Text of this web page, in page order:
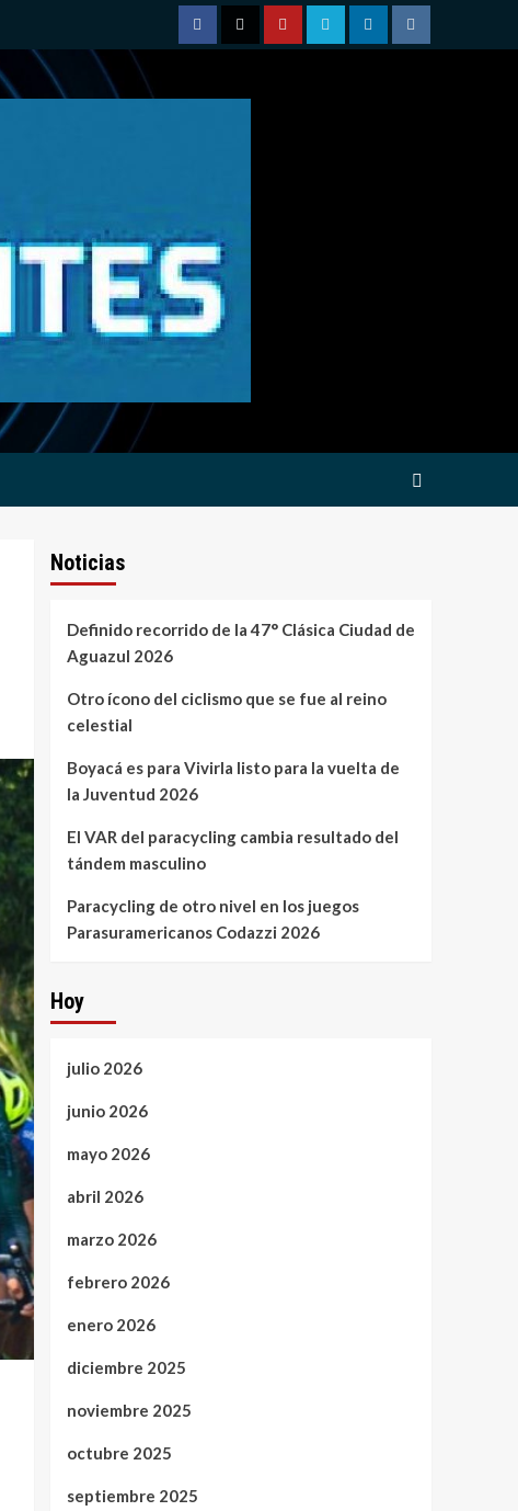
Noticias
Definido recorrido de la 47° Clásica Ciudad de
Aguazul 2026
Otro ícono del ciclismo que se fue al reino
celestial
Boyacá es para Vivirla listo para la vuelta de
la Juventud 2026
El VAR del paracycling cambia resultado del
tándem masculino
Paracycling de otro nivel en los juegos
Parasuramericanos Codazzi 2026
Hoy
julio 2026
junio 2026
mayo 2026
abril 2026
marzo 2026
febrero 2026
enero 2026
diciembre 2025
noviembre 2025
octubre 2025
septiembre 2025